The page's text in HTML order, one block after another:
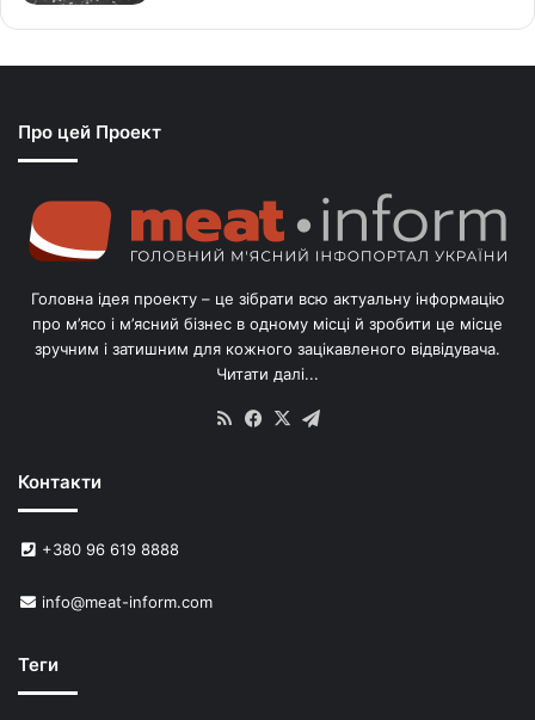
Про цей Проект
Головна ідея проекту – це зібрати всю актуальну інформацію
про м’ясо і м’ясний бізнес в одному місці й зробити це місце
зручним і затишним для кожного зацікавленого відвідувача.
Читати далі...
RSS Facebook
X
Контакти
+380 96 619 8888
info@meat-inform.com
Теги